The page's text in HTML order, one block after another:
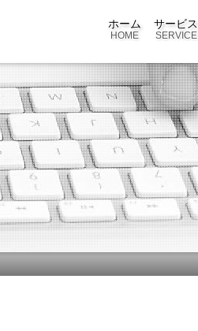
ホーム
HOME
サービス
SERVICE